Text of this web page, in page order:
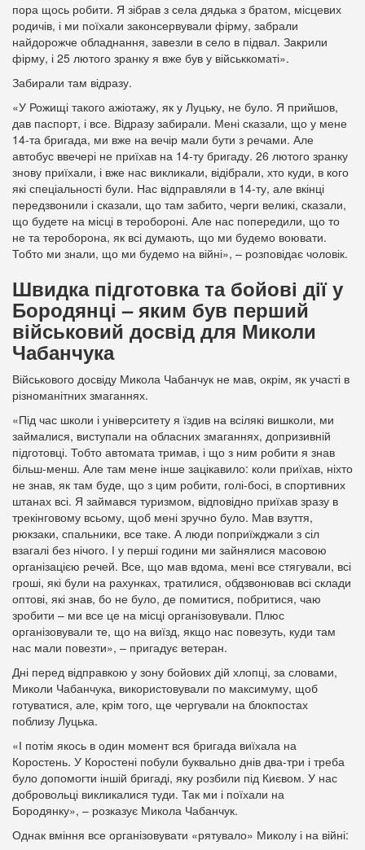
пора щось робити. Я зібрав з села дядька з братом, місцевих
родичів, і ми поїхали законсервували фірму, забрали
найдорожче обладнання, завезли в село в підвал. Закрили
фірму, і 25 лютого зранку я вже був у військкоматі».
Забирали там відразу.
«У Рожищі такого ажіотажу, як у Луцьку, не було. Я прийшов,
дав паспорт, і все. Відразу забирали. Мені сказали, що у мене
14-та бригада, ми вже на вечір мали бути з речами. Але
автобус ввечері не приїхав на 14-ту бригаду. 26 лютого зранку
знову приїхали, і вже нас викликали, відібрали, хто куди, в кого
які спеціальності були. Нас відправляли в 14-ту, але вкінці
передзвонили і сказали, що там забито, черги великі, сказали,
що будете на місці в теробороні. Але нас попередили, що то
не та тероборона, як всі думають, що ми будемо воювати.
Тобто ми знали, що ми будемо на війні», – розповідає чоловік.
Швидка підготовка та бойові дії у
Бородянці – яким був перший
військовий досвід для Миколи
Чабанчука
Військового досвіду Микола Чабанчук не мав, окрім, як участі в
різноманітних змаганнях.
«Під час школи і університету я їздив на всілякі вишколи, ми
займалися, виступали на обласних змаганнях, допризивній
підготовці. Тобто автомата тримав, і що з ним робити я знав
більш-менш. Але там мене інше зацікавило: коли приїхав, ніхто
не знав, як там буде, що з цим робити, голі-босі, в спортивних
штанах всі. Я займався туризмом, відповідно приїхав зразу в
трекінговому всьому, щоб мені зручно було. Мав взуття,
рюкзаки, спальники, все таке. А люди поприїжджали з сіл
взагалі без нічого. І у перші години ми зайнялися масовою
організацією речей. Все, що мав вдома, мені все стягували, всі
гроші, які були на рахунках, тратилися, обдзвонював всі склади
оптові, які знав, бо не було, де помитися, побритися, чаю
зробити – ми все це на місці організовували. Плюс
організовували те, що на виїзд, якщо нас повезуть, куди там
нас мали повезти», – пригадує ветеран.
Дні перед відправкою у зону бойових дій хлопці, за словами,
Миколи Чабанчука, використовували по максимуму, щоб
готуватися, але, крім того, ще чергували на блокпостах
поблизу Луцька.
«І потім якось в один момент вся бригада виїхала на
Коростень. У Коростені побули буквально днів два-три і треба
було допомогти іншій бригаді, яку розбили під Києвом. У нас
добровольці викликалися туди. Так ми і поїхали на
Бородянку», – розказує Микола Чабанчук.
Однак вміння все організовувати «рятувало» Миколу і на війні: